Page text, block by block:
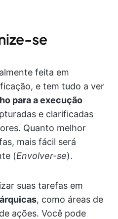
se
feita em
e tem tudo a ver
para a execução
e clarificadas
Quanto melhor
mais fácil será
(Envolver-se).
suas tarefas em
, como áreas de
ações. Você pode